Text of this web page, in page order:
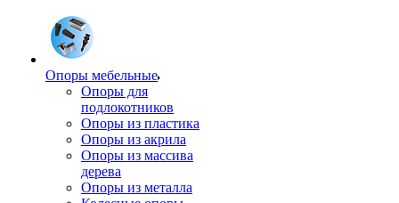
Опоры мебельные
Опоры для
подлокотников
Опоры из пластика
Опоры из акрила
Опоры из массива
дерева
Опоры из металла